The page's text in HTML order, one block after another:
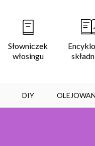
Słowniczek
włosingu
DIY